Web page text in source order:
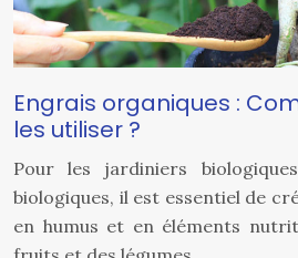
Engrais organiques :
les utiliser ?
Pour les jardiniers
biologiques, il est essentiel de
en humus et en éléments